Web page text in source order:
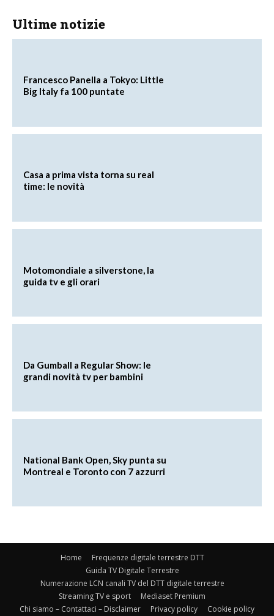
Ultime notizie
Francesco Panella a Tokyo: Little
Big Italy fa 100 puntate
Casa a prima vista torna su real
time: le novità
Motomondiale a silverstone, la
guida tv e gli orari
Da Gumball a Regular Show: le
grandi novità tv per bambini
National Bank Open, Sky punta su
Montreal e Toronto con 7 azzurri
Home
Frequenze digitale terrestre DTT
Guida TV Digitale Terrestre
Numerazione LCN canali TV del DTT digitale terrestre
Streaming TV e sport
Mediaset Premium
Chi siamo – Contattaci – Disclaimer
Privacy policy Cookie policy